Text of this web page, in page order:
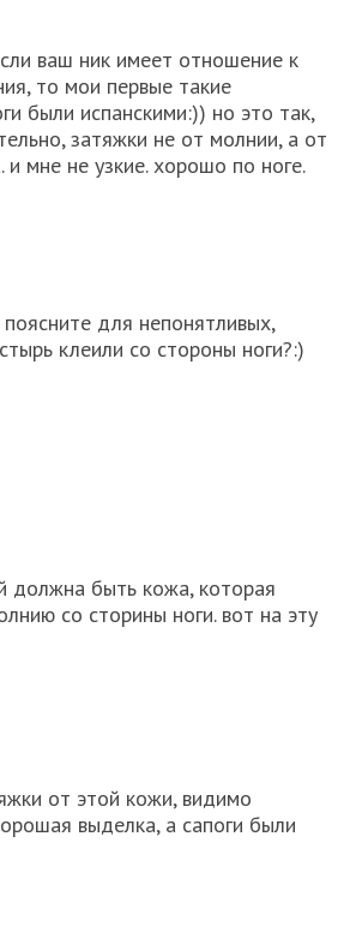
ваш ник имеет отношение к
то мои первые такие
были испанскими:)) но это так,
затяжки не от молнии, а от
и мне не узкие. хорошо по ноге.
для непонятливых,
клеили со стороны ноги?:)
должна быть кожа, которая
со сторины ноги. вот на эту
от этой кожи, видимо
выделка, а сапоги были